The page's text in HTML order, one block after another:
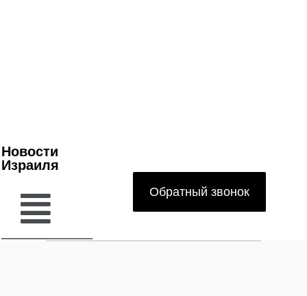
Новости
Израиля
Обратный звонок